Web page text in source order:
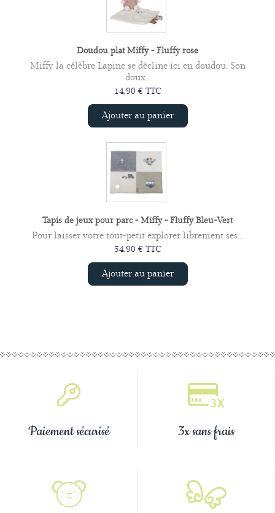
Doudou plat Miffy - Fluffy rose
Miffy la célèbre Lapine se décline ici en doudou. Son
doux...
14,90 € TTC
Ajouter au panier
Tapis de jeux pour parc - Miffy - Fluffy Bleu-Vert
Pour laisser votre tout-petit explorer librement ses...
54,90 € TTC
Ajouter au panier
Paiement sécurisé 3x sans frais